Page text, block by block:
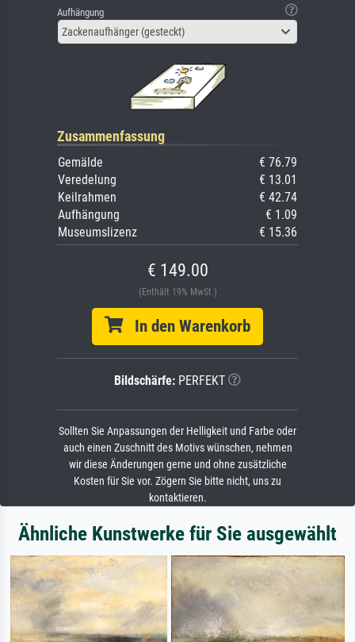
Aufhängung
Zackenaufhänger (gesteckt)
Zusammenfassung
Gemälde
€ 76.79
Veredelung
€ 13.01
Keilrahmen
€ 42.74
Aufhängung
€ 1.09
Museumslizenz
€ 15.36
€ 149.00
(Enthält 19% MwSt.)
In den Warenkorb
Bildschärfe: PERFEKT
Sollten Sie Anpassungen der Helligkeit und Farbe oder
auch einen Zuschnitt des Motivs wünschen, nehmen
wir diese Änderungen gerne und ohne zusätzliche
Kosten für Sie vor. Zögern Sie bitte nicht, uns zu
kontaktieren.
Ähnliche Kunstwerke für Sie ausgewählt